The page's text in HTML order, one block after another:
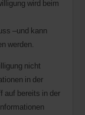
wird beim
–und kann
werden.
nicht
in der
auf bereits in der